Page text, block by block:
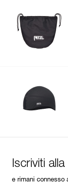
Iscriviti
e rimani connesso